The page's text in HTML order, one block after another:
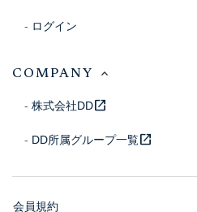
ログイン
COMPANY
株式会社DDopen_in_new
DD所属グループ一覧open_in_new
会員規約